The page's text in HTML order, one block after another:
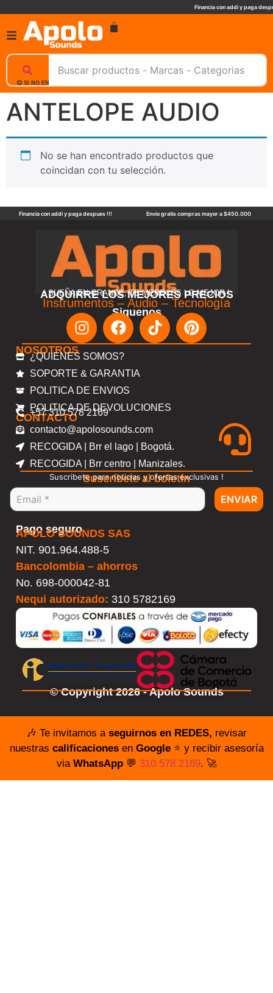
Financia con addi y paga
😊 SI NO ENCUENTRAS UN PRODUCTO, NOSOTROS TE AYUDAMOS, ESCRIBENOS. 📲
ANTELOPE AUDIO
No se han encontrado productos que
coincidan con tu selección.
Financia con addi y paga despues !!! Envio gratis compras mayor a $450.000
ADQUIRRE LOS MEJORES PRECIOS
! SUEÑA EN GRANDE, TE MERECES LO MEJOR !
Instrumentos – Audio – Tecnología
Siguenos
NOSOTROS
¿QUIENES SOMOS?
SOPORTE & GARANTIA
POLITICA DE ENVIOS
POLITICA DE DEVOLUCIONES
CONTACTO
+57 310 578 2169
contacto@apolosounds.com
RECOGIDA | Brr el lago | Bogotá.
RECOGIDA | Brr centro | Manizales.
Suscríbete al boletín
Suscribete para noticias y ofertas exclusivas !
ENVIAR
Pago seguro
APOLO SOUNDS SAS
NIT. 901.964.488-5
Bancolombia – ahorros
No. 698-000042-81
Nequi autorizado: 310 5782169
© Copyright 2026 - Apolo Sounds
🎶 Te invitamos a seguirnos en REDES, revisar
nuestras calificacionesen Google⭐️ y recibir asesoría
via WhatsApp💬 310 578 2169. 🚀